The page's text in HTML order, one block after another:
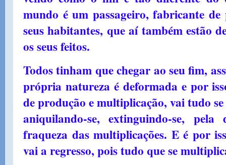
mundo é um passageiro, fabricante de
seus habitantes, que aí também estão
os seus feitos.
Todos tinham que chegar ao seu fim,
própria natureza é deformada e por
de produção e multiplicação, vai tudo
aniquilando-se, extinguindo-se, pela
fraqueza das multiplicações. E é por
vai a regresso, pois tudo que se